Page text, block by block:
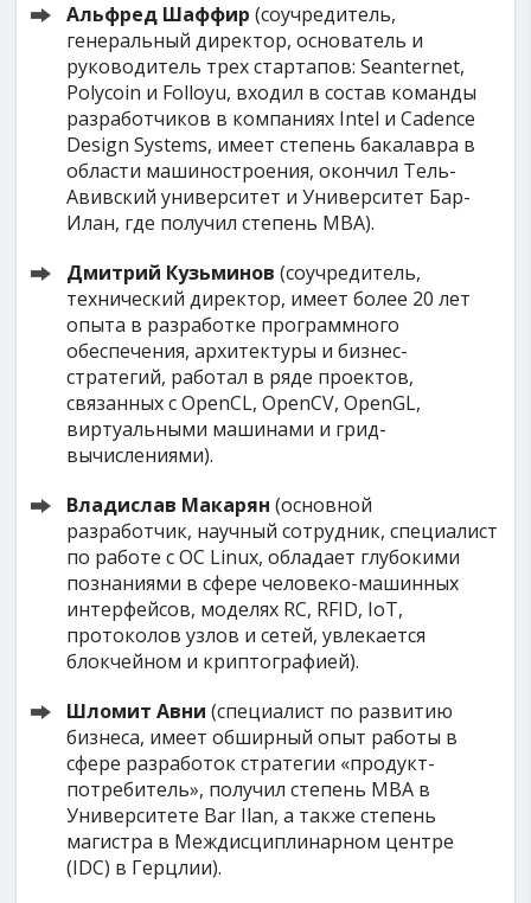
Альфред Шаффир (соучредитель,
генеральный директор, основатель и
руководитель трех стартапов: Seanternet,
Polycoin и Folloyu, входил в состав команды
разработчиков в компаниях Intel и Cadence
Design Systems, имеет степень бакалавра в
области машиностроения, окончил Тель-
Авивский университет и Университет Бар-
Илан, где получил степень MBA).
Дмитрий Кузьминов (соучредитель,
технический директор, имеет более 20 лет
опыта в разработке программного
обеспечения, архитектуры и бизнес-
стратегий, работал в ряде проектов,
связанных с OpenCL, OpenCV, OpenGL,
виртуальными машинами и грид-
вычислениями).
Владислав Макарян (основной
разработчик, научный сотрудник, специалист
по работе с ОС Linux, обладает глубокими
познаниями в сфере человеко-машинных
интерфейсов, моделях RC, RFID, IoT,
протоколов узлов и сетей, увлекается
блокчейном и криптографией).
Шломит Авни (специалист по развитию
бизнеса, имеет обширный опыт работы в
сфере разработок стратегии «продукт-
потребитель», получил степень MBA в
Университете Bar Ilan, а также степень
магистра в Междисциплинарном центре
(IDC) в Герцлии).